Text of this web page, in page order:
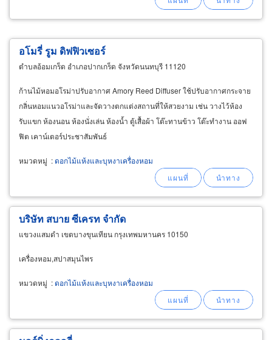
อโมรี่ รูม ดิฟฟิวเซอร์
ตำบลอ้อมเกร็ด อำเภอปากเกร็ด จังหวัดนนทบุรี 11120
ก้านไม้หอมอโรม่าปรับอากาศ Amory Reed Diffuser ใช้ปรับอากาศกระจาย
กลิ่นหอมแนวอโรม่าและจัดวางตกแต่งสถานที่ให้สวยงาม เช่น วางไว้ห้อง
รับแขก ห้องนอน ห้องนั่งเล่น ห้องน้ำ ตู้เสื้อผ้า โต๊ะทานข้าว โต๊ะทำงาน ออฟ
ฟิต เคาน์เตอร์ประชาสัมพันธ์
หมวดหมู่ :ดอกไม้แห้งและบุหงาเครื่องหอม
บริษัท สบาย ซีเครท จำกัด
แขวงแสมดำ เขตบางขุนเทียน กรุงเทพมหานคร 10150
เครื่องหอม,สปาสมุนไพร
หมวดหมู่ :ดอกไม้แห้งและบุหงาเครื่องหอม